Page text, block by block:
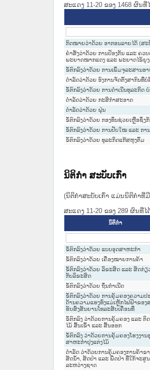
ສະແດງ 11-20 ຂອງ 1468 ຜົນທີ່
ກົດໝາຍວ່າດ້ວຍ ອາກອນລາຍໄດ້ (ສະ
ຄຳສັ່ງວ່າດ້ວຍ ການປ້ອງກັນ ແລະ ຄວ
ພະຍາດໝາກແດງ ແລະ ພະຍາດໄຂ້ຍຸ
ຂໍ້ຕົກລົງວ່າດ້ວຍ ການເພີ່ມຈຸລະສານອ
ດຳລັດວ່າດ້ວຍ ອົງການຈັດຕັ້ງສາກົນທີ່ບໍ່
ຂໍ້ຕົກລົງວ່າດ້ວຍ ການດຳເນີນທຸລະກິດ ບໍ
ດຳລັດວ່າດ້ວຍ ກະສິກຳສະອາດ
ດຳລັດວ່າດ້ວຍ ຝຸ່ນ
ຂໍ້ຕົກລົງວ່າດ້ວຍ ກອງທຶນຊ່ວຍເຫຼືອຊຶ່ງ
ຂໍ້ຕົກລົງວ່າດ້ວຍ ການປັບໃໝ ແລະ ກ
ຂໍ້ຕົກລົງວ່າດ້ວຍ ທຸລະກິດແກ໊ສຫຸງຕົ້ມ
ນິຕິກໍາ ສະບັບເກົ່າ
(ນິຕິກໍາສະບັບເກົ່າ ແມ່ນນິຕິກໍາທີ່
ສະແດງ 11-20 ຂອງ 289 ຜົນທີ່ໄ
ນິຕິກໍາ
ຂໍ້ຕົກລົງວ່າດ້ວຍ ແບບອຸດສາຫະກໍາ
ຂໍ້ຕົກລົງວ່າດ້ວຍ ເຄື່ອງໝາຍການຄ້າ
ຂໍ້ຕົກລົງວ່າດ້ວຍ ລິຂະສິດ ແລະ ສິດກ່ຽ
ກັບລິຂະສິດ
ຂໍ້ຕົກລົງວ່າດ້ວຍ ຖິ່ນກໍາເນີດ
ຂໍ້ຕົກລົງວ່າດ້ວຍ ການຄຸ້ມຄອງຄວາມປ
ດ້ານຄວາມແຮງທົ່ງແມ່ເຫຼັກໄຟຟ້າຂອງ
ຮັບສົ່ງສັນຍານໂທລະສັບເຄື່ອນທີ່
ຂໍ້ຕົກລົງ ວ່າດ້ວຍການຄຸ້ມຄອງ ແລະ ຕິ
ໄມ້ ສົ້ນເຂົ້າ ແລະ ສົ້ນອອກ
ຂໍ້ຕົກລົງ ວ່າດ້ວຍການຄຸ້ມຄອງໂຮງງານ
ສາຫະກໍາປຸງແຕ່ງໄມ້
ດຳລັດ ວ່າດ້ວຍການຄຸ້ມຄອງການຄ້າຂ
ສັດນໍ້າ, ສັດປ່າ ແລະ ພືດປ່າ ທີ່ໃກ້ຈະສູ
ລະຫວ່າງຊາດ